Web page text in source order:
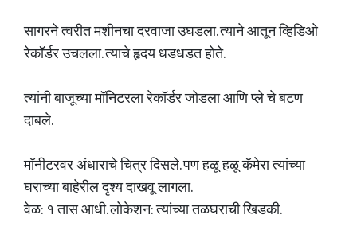
सागरने त्वरीत मशीनचा दरवाजा उघडला. त्याने आतून व्हिडिओ
रेकॉर्डर उचलला. त्याचे हृदय धडधडत होते.
त्यांनी बाजूच्या मॉनिटरला रेकॉर्डर जोडला आणि प्ले चे बटण
दाबले.
मॉनीटरवर अंधाराचे चित्र दिसले. पण हळू हळू कॅमेरा त्यांच्या
घराच्या बाहेरील दृश्य दाखवू लागला.
वेळ: १ तास आधी. लोकेशन: त्यांच्या तळघराची खिडकी.